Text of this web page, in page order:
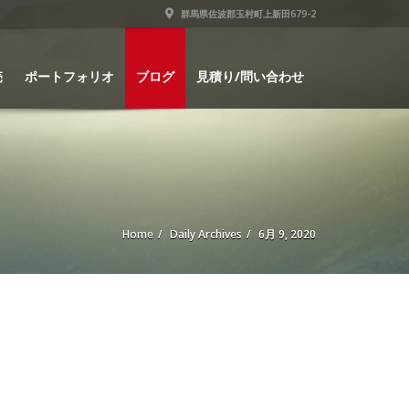
群馬県佐波郡玉村町上新田679-2
ポートフォリオ ブログ 見積り/問い合わせ
Home Daily Archives 6月 9, 2020